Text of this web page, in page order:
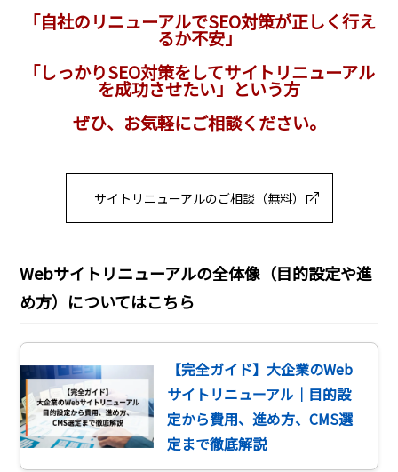
「自社のリニューアルでSEO対策が正しく行え
るか不安」
「しっかりSEO対策をしてサイトリニューアル
を成功させたい」という方
ぜひ、お気軽にご相談ください。
サイトリニューアルのご相談（無料）
Webサイトリニューアルの全体像（目的設定や進
め方）についてはこちら
【完全ガイド】大企業のWeb
サイトリニューアル｜目的設
定から費用、進め方、CMS選
定まで徹底解説